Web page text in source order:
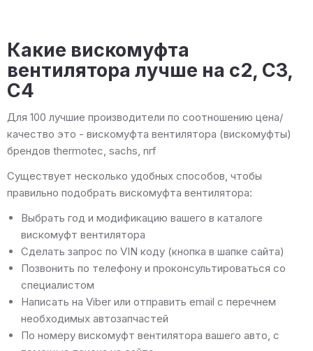
Какие вискомуфта
вентилятора лучше на c2, C3,
C4
Для 100 лучшие производители по соотношению цена/
качество это - вискомуфта вентилятора (вискомуфты)
брендов thermotec, sachs, nrf
Существует несколько удобных способов, чтобы
правильно подобрать вискомуфта вентилятора:
Выбрать год и модификацию вашего в каталоге
вискомуфт вентилятора
Сделать запрос по VIN коду (кнопка в шапке сайта)
Позвонить по телефону и проконсультироваться со
специалистом
Написать на Viber или отправить email с перечнем
необходимых автозапчастей
По номеру вискомуфт вентилятора вашего авто, с